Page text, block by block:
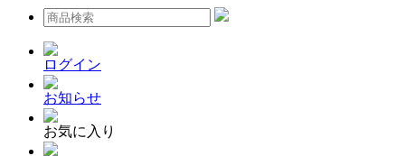
ログイン
お知らせ
お気に入り